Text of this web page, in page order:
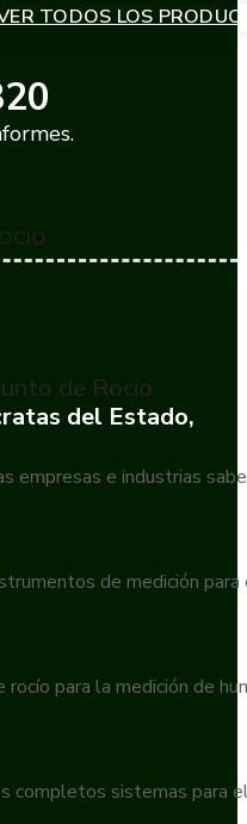
TODOS LOS
de Rocío
empresas e industrias
de medición
rocío para la medición de
completos sistemas para
del Estado,